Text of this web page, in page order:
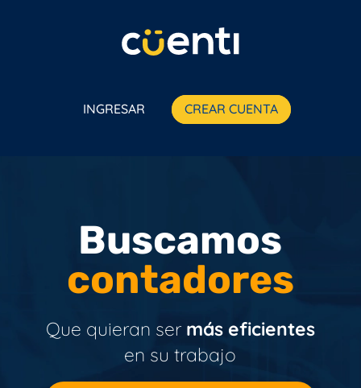
INGRESAR CREAR CUENTA
Buscamos
contadores
Que quieran ser más eficientes
en su trabajo